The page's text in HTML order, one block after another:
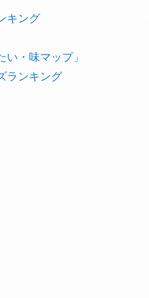
キング
い・味マップ」
ランキング